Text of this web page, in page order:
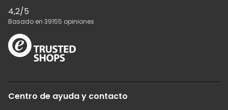
4,2/5
Basado en 39155 opiniones
Centro de ayuda y contacto